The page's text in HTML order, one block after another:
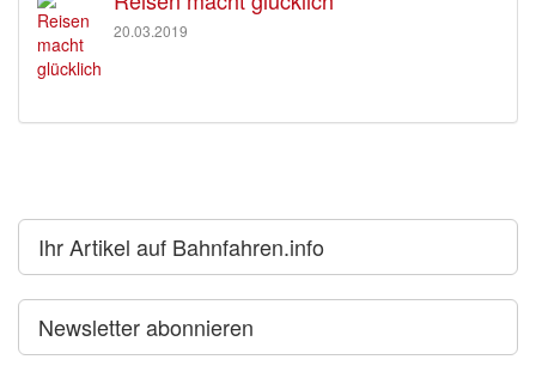
20.03.2019
Ihr Artikel auf Bahnfahren.info
Newsletter abonnieren